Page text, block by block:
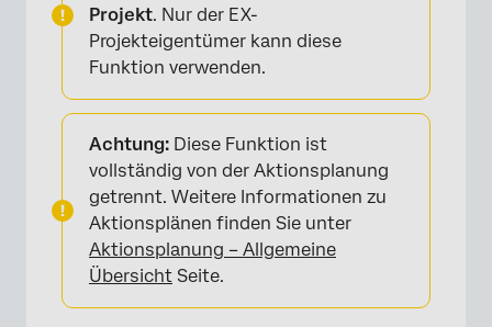
×
Projekt. Nur der EX-
Projekteigentümer kann diese
Funktion verwenden.
Achtung: Diese Funktion ist
vollständig von der Aktionsplanung
getrennt. Weitere Informationen zu
Aktionsplänen finden Sie unter
Aktionsplanung – Allgemeine
Übersicht Seite.